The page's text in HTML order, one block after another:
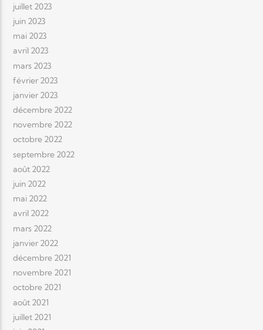
juillet 2023
juin 2023
mai 2023
avril 2023
mars 2023
février 2023
janvier 2023
décembre 2022
novembre 2022
octobre 2022
septembre 2022
août 2022
juin 2022
mai 2022
avril 2022
mars 2022
janvier 2022
décembre 2021
novembre 2021
octobre 2021
août 2021
juillet 2021